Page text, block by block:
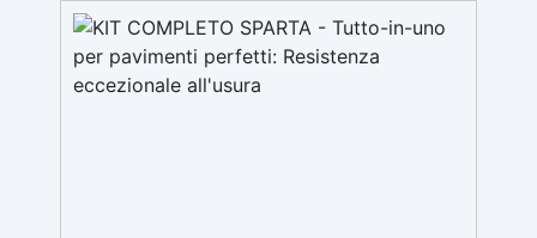
finitura protettiva antigraffio. ✅ Risultati
professionali: Sistema autolivellante,
resistente ai raggi UV, duraturo e con finitura